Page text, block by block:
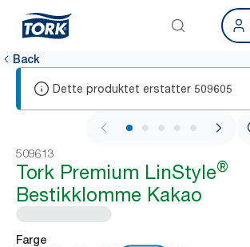
Back
Dette produktet erstatter 509605
1 / 6
509613
Tork Premium LinStyle®
Bestikklomme Kakao
Farge